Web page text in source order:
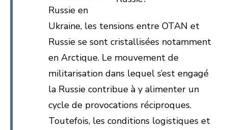
Russie en
Ukraine, les tensions entre OTAN et
Russie se sont cristallisées notamment
en Arctique. Le mouvement de
militarisation dans lequel s’est engagé
la Russie contribue à y alimenter un
cycle de provocations réciproques.
Toutefois, les conditions logistiques et